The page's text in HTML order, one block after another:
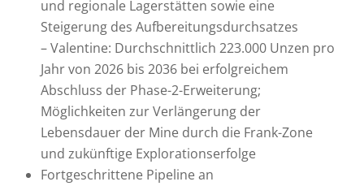
und regionale Lagerstätten sowie eine
Steigerung des Aufbereitungsdurchsatzes
– Valentine: Durchschnittlich 223.000 Unzen pro
Jahr von 2026 bis 2036 bei erfolgreichem
Abschluss der Phase-2-Erweiterung;
Möglichkeiten zur Verlängerung der
Lebensdauer der Mine durch die Frank-Zone
und zukünftige Explorationserfolge
Fortgeschrittene Pipeline an